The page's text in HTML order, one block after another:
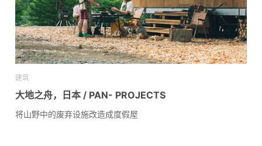
建筑
大地之舟，日本 / PAN- PROJECTS
将山野中的废弃设施改造成度假屋